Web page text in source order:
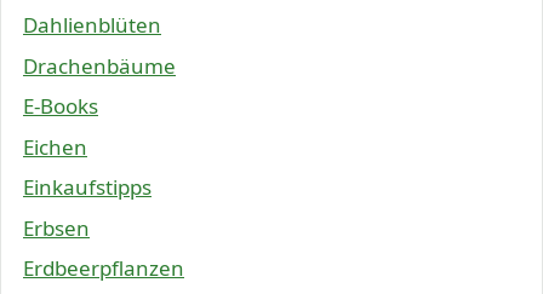
Dahlienblüten
Drachenbäume
E-Books
Eichen
Einkaufstipps
Erbsen
Erdbeerpflanzen